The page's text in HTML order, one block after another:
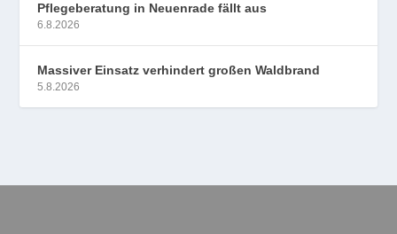
Pflegeberatung in Neuenrade fällt aus
6.8.2026
Massiver Einsatz verhindert großen Waldbrand
5.8.2026